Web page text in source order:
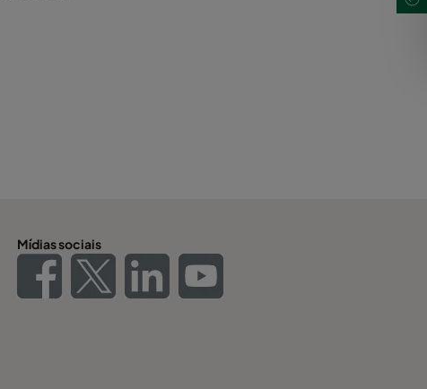
Mídias sociais